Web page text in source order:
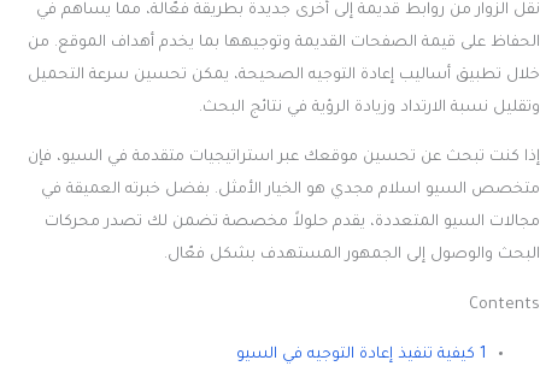
نقل الزوار من روابط قديمة إلى أخرى جديدة بطريقة فعّالة، مما يساهم في
الحفاظ على قيمة الصفحات القديمة وتوجيهها بما يخدم أهداف الموقع. من
خلال تطبيق أساليب إعادة التوجيه الصحيحة، يمكن تحسين سرعة التحميل
وتقليل نسبة الارتداد وزيادة الرؤية في نتائج البحث.
إذا كنت تبحث عن تحسين موقعك عبر استراتيجيات متقدمة في السيو، فإن
متخصص السيو اسلام مجدي هو الخيار الأمثل. بفضل خبرته العميقة في
مجالات السيو المتعددة، يقدم حلولاً مخصصة تضمن لك تصدر محركات
البحث والوصول إلى الجمهور المستهدف بشكل فعّال.
Contents
1 كيفية تنفيذ إعادة التوجيه في السيو